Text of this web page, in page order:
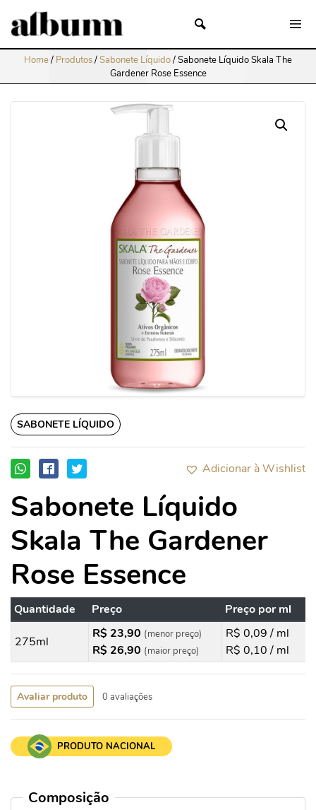
Home/ Produtos/Sabonete Líquido/Sabonete Líquido Skala The
Gardener Rose Essence
SABONETE LÍQUIDO
Adicionar à Wishlist
Sabonete Líquido
Skala The Gardener
Rose Essence
Quantidade Preço Preço por ml
275ml
R$ 23,90 (menor preço)
R$ 26,90 (maior preço)
R$ 0,09 / ml
R$ 0,10 / ml
Avaliar produto 0 avaliações
PRODUTO NACIONAL
Composição